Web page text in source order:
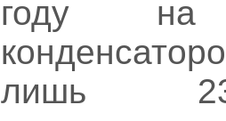
году на
лишь